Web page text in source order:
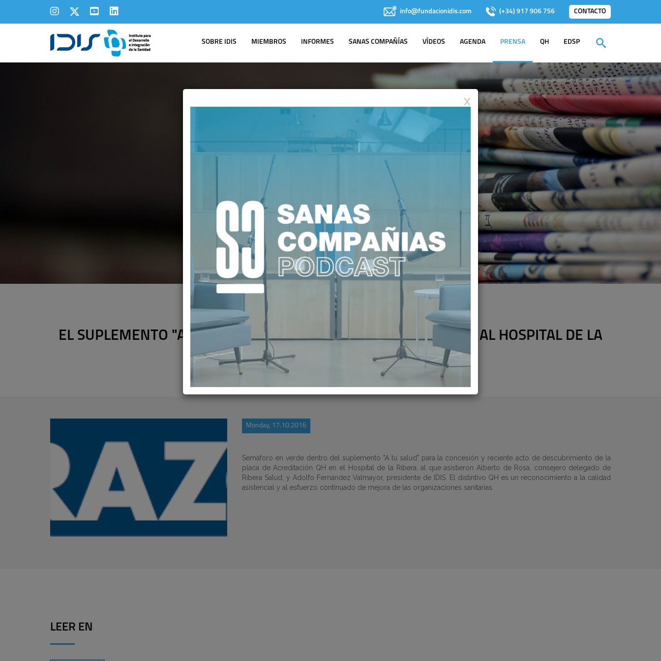
info@fundacionidis.com (+34) 917 906 756 CONTACTO
SOBRE IDIS MIEMBROS INFORMES SANAS COMPAÑÍAS VÍDEOS AGENDA PRENSA QH EDSP
IDIS EN LOS MEDIOS
EL SUPLEMENTO "A TU SALUD" RECONOCE LA ACREDITACIÓN QH AL HOSPITAL DE LA
Monday, 17.10.2016
Semáforo en verde dentro del suplemento "A tu salud" para la concesión y reciente acto de descubrimiento de la
placa de Acreditación QH en el Hospital de la Ribera, al que asistieron Alberto de Rosa, consejero delegado de
Ribera Salud, y Adolfo Fernández Valmayor, presidente de IDIS. El distintivo QH es un reconocimiento a la calidad
asistencial y al esfuerzo continuado de mejora de las organizaciones sanitarias.
LEER EN
X